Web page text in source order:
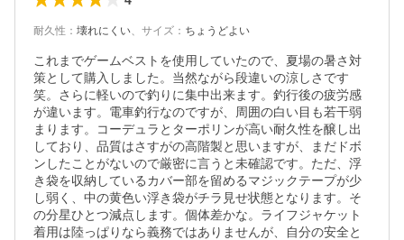
耐久性 ： 壊れにくい、 サイズ ： ちょうどよい
これまでゲームベストを使用していたので、夏場の暑さ対
策として購入しました。当然ながら段違いの涼しさです
笑。さらに軽いので釣りに集中出来ます。釣行後の疲労感
が違います。電車釣行なのですが、周囲の白い目も若干弱
まります。コーデュラとターポリンが高い耐久性を醸し出
しており、品質はさすがの高階製と思いますが、まだドボ
ンしたことがないので厳密に言うと未確認です。ただ、浮
き袋を収納しているカバー部を留めるマジックテープが少
し弱く、中の黄色い浮き袋がチラ見せ状態となります。そ
の分星ひとつ減点します。個体差かな。ライフジャケット
着用は陸っぱりなら義務ではありませんが、自分の安全と